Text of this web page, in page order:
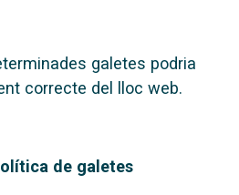
galetes podria
correcte del lloc web.
de galetes